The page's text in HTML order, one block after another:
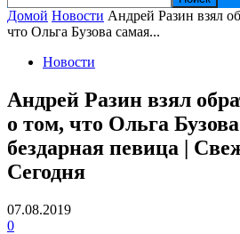
Домой Новости Андрей Разин взял
что Ольга Бузова самая...
Новости
Андрей Разин взял
о том, что Ольга
бездарная певица |
Сегодня
07.08.2019
0